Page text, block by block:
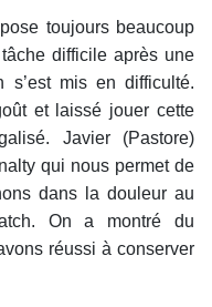
toujours beaucoup
difficile après une
s’est mis en difficulté.
et laissé jouer cette
Javier (Pastore)
qui nous permet de
dans la douleur au
On a montré du
réussi à conserver